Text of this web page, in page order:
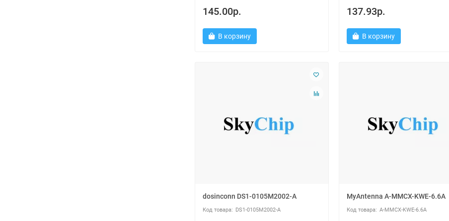
145.00р.
В корзину
137.93р.
В корзину
dosinconn DS1-0105M2002-A
DS1-0105M2002-A
MyAntenna A-MMCX-KWE-6.6A
A-MMCX-KWE-6.6A